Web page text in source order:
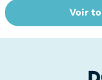
Comment tenir
ses bonnes
Voir